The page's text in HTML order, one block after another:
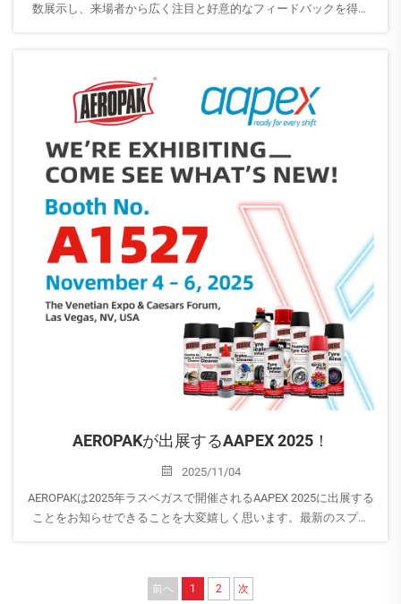
数展示し、来場者から広く注目と好意的なフィードバックを得ま
AEROPAKが出展するAAPEX 2025！
2025/11/04
AEROPAKは2025年ラスベガスで開催されるAAPEX 2025に出展する
ことをお知らせできることを大変嬉しく思います。最新のスプレ
日 場所：Lo...
前へ 1 2 次